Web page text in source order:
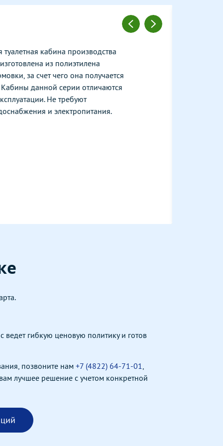
кабина производства
из полиэтилена
за счет чего она получается
данной серии отличаются
Не требуют
и электропитания.
ведет гибкую ценовую политику и готов
позвоните нам +7 (4822) 64-71-01,
лучшее решение с учетом конкретной